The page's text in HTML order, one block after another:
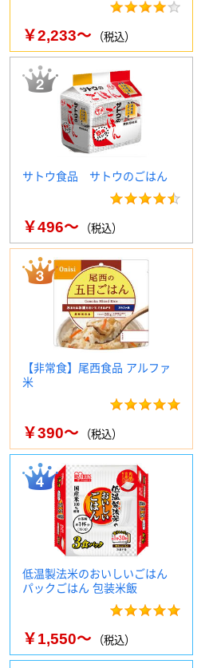
￥2,233～ （税込）
サトウ食品 サトウのごはん
￥496～ （税込）
【非常食】尾西食品 アルファ
米
￥390～ （税込）
低温製法米のおいしいごはん
パックごはん 包装米飯
￥1,550～ （税込）